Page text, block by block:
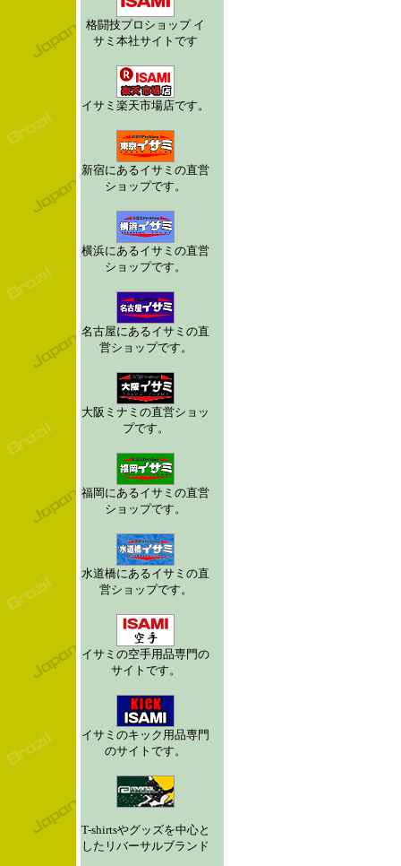
格闘技プロショップ イ
サミ本社サイトです
イサミ楽天市場店です。
新宿にあるイサミの直営
ショップです。
横浜にあるイサミの直営
ショップです。
名古屋にあるイサミの直
営ショップです。
大阪ミナミの直営ショッ
プです。
福岡にあるイサミの直営
ショップです。
水道橋にあるイサミの直
営ショップです。
イサミの空手用品専門の
サイトです。
イサミのキック用品専門
のサイトです。
T-shirtsやグッズを中心と
したリバーサルブランド